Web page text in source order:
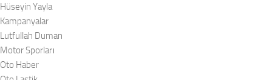
Hüseyin Yayla
Kampanyalar
Lutfullah Duman
Motor Sporları
Oto Haber